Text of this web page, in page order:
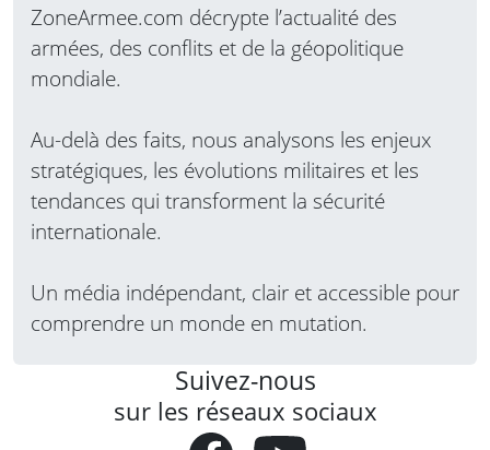
ZoneArmee.com décrypte l’actualité des
armées, des conflits et de la géopolitique
mondiale.
Au-delà des faits, nous analysons les enjeux
stratégiques, les évolutions militaires et les
tendances qui transforment la sécurité
internationale.
Un média indépendant, clair et accessible pour
comprendre un monde en mutation.
Suivez-nous
sur les réseaux sociaux